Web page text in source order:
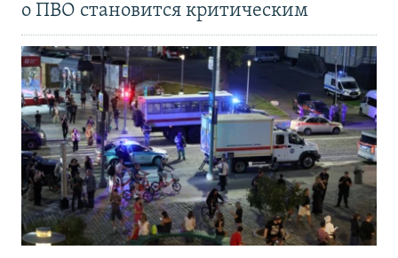
о ПВО становится критическим